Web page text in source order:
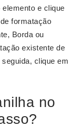
e clique
formatação
Borda ou
existente de
clique em
no